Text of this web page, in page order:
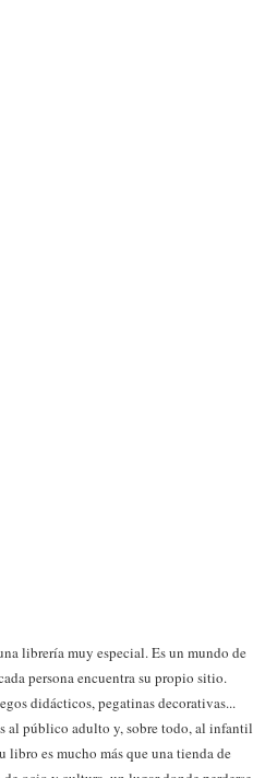
librería muy especial. Es un mundo de
persona encuentra su propio sitio.
didácticos, pegatinas decorativas...
al público adulto y, sobre todo, al infantil
libro es mucho más que una tienda de